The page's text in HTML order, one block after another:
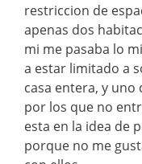
restriccion de
apenas dos
mi me pasaba lo
a estar limitado a
casa entera, y
por los que no
esta en la idea de
porque no me